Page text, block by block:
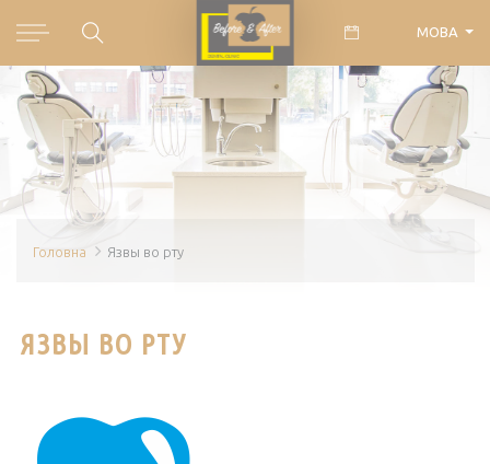
МОВА
Головна Язвы во рту
ЯЗВЫ ВО РТУ